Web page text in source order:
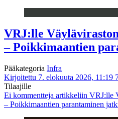
VRJ:lle
– Poikkimaantien
Pääkategoria Infra
Kirjoitettu 7. elokuuta 2026, 11:19
Tilaajille
Ei kommentteja artikkeliin VRJ:lle
– Poikkimaantien parantaminen